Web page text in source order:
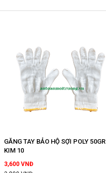
GĂNG TAY BẢO HỘ SỢI POLY 50GR
KIM 10
3,600 VNĐ